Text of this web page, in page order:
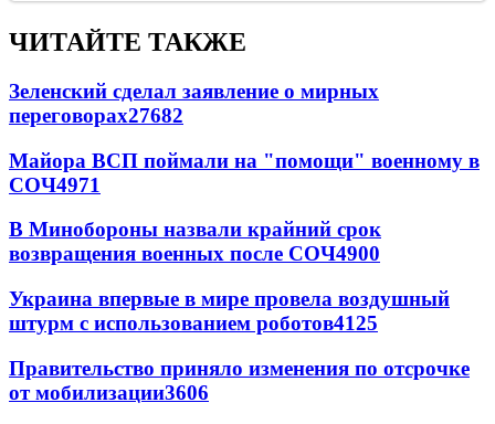
ЧИТАЙТЕ ТАКЖЕ
Зеленский сделал заявление о мирных
переговорах27682
Майора ВСП поймали на "помощи" военному в
СОЧ4971
В Минобороны назвали крайний срок
возвращения военных после СОЧ4900
Украина впервые в мире провела воздушный
штурм с использованием роботов4125
Правительство приняло изменения по отсрочке
от мобилизации3606